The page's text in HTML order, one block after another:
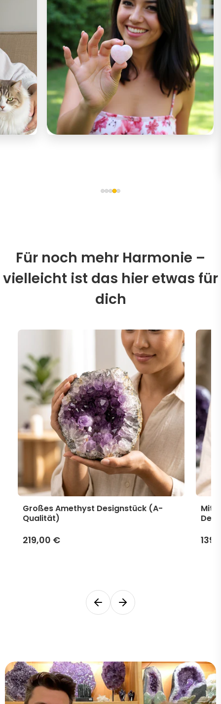
Für noch mehr Harmonie –
vielleicht ist das hier etwas für
dich
Großes Amethyst Designstück (A-
Qualität)
219,00 €